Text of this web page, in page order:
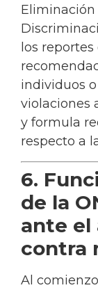
Eliminación
los
individuos
violaciones
y formula
respecto a
6.
de la
ante el
contra
Al